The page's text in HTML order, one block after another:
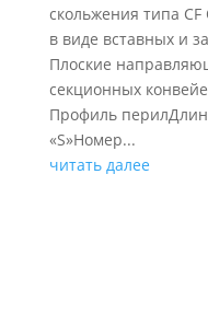
скольжения типа
в виде вставных и
Плоские
секционных
Профиль
«S»Номер...
читать далее